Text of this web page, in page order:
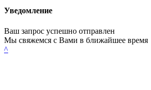
Уведомление
Ваш запрос успешно отправлен
Мы свяжемся с Вами в ближайшее время
^